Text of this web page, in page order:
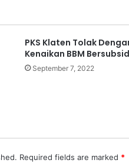
PKS Klaten Tolak
Kenaikan BBM
September 7, 2022
Required fields are marked *